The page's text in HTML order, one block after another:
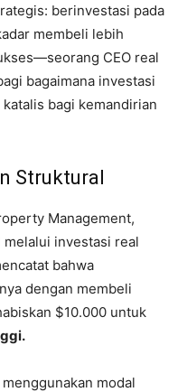
berinvestasi pada
membeli lebih
CEO real
bagaimana investasi
bagi kemandirian
Struktural
Management,
investasi real
bahwa
dengan membeli
$10.000 untuk
modal